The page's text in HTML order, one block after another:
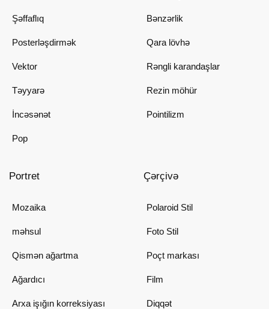
Şəffaflıq
Posterləşdirmək
Vektor
Təyyarə
İncəsənət
Pop
Bənzərlik
Qara lövhə
Rəngli karandaşlar
Rezin möhür
Pointilizm
Portret
Mozaika
məhsul
Qismən ağartma
Ağardıcı
Arxa işığın korreksiyası
Çərçivə
Polaroid Stil
Foto Stil
Poçt markası
Film
Diqqət